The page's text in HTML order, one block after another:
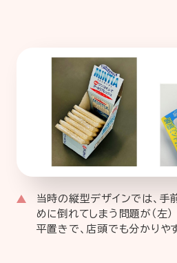
当時の縦型デザインでは、手
めに倒れてしまう問題が（
平置きで、店頭でも分かりやす